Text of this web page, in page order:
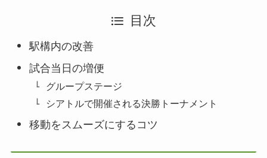
目次
駅構内の改善
試合当日の増便
グループステージ
シアトルで開催される決勝トーナメント
移動をスムーズにするコツ